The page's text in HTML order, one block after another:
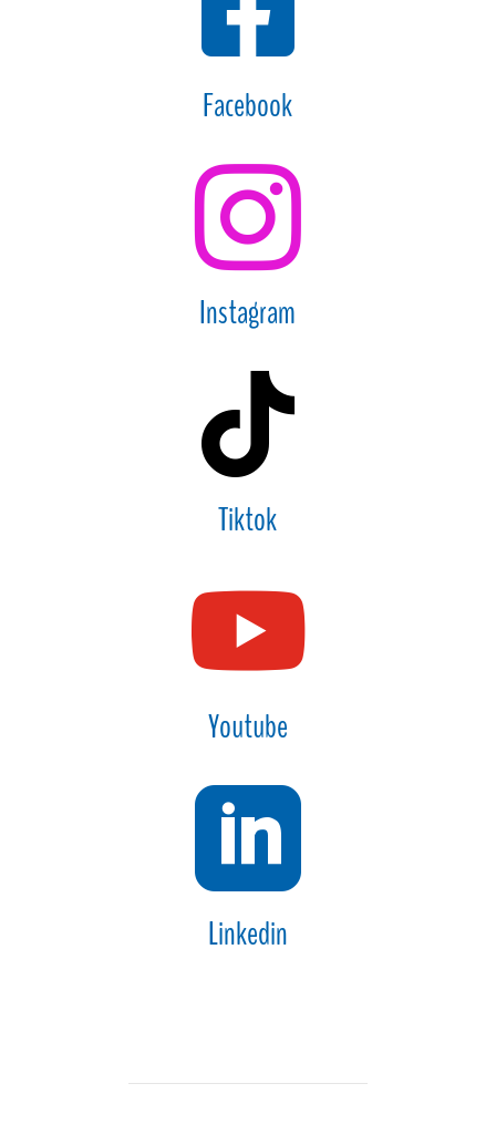
Facebook

Instagram

Tiktok

Youtube

Linkedin